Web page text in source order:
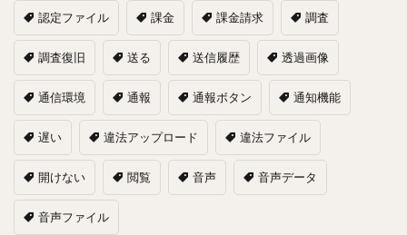
認定ファイル 課金 課金請求 調査
調査復旧 送る 送信履歴 透過画像
通信環境 通報 通報ボタン 通知機能
遅い 違法アップロード 違法ファイル
開けない 閲覧 音声 音声データ
音声ファイル